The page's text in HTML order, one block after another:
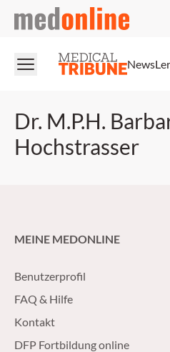
medonline
News
Dr. M.P.H.
Hochstrasser
MEINE MEDONLINE
Benutzerprofil
FAQ & Hilfe
Kontakt
DFP Fortbildung online